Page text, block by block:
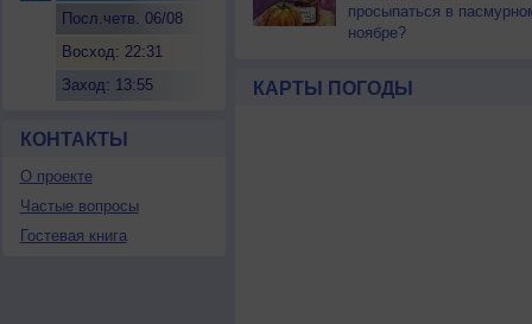
Посл.четв. 06/08
Восход: 22:31
Заход: 13:55
КОНТАКТЫ
О проекте
Частые вопросы
Гостевая книга
просыпаться в
ноябре?
КАРТЫ ПОГОДЫ